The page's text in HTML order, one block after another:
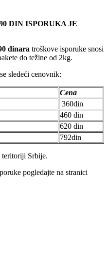
DIN ISPORUKA JE
dinara troškove isporuke snosi
do težine od 2kg.
sledeći cenovnik:
Cena
360din
460 din
620 din
792din
teritoriji Srbije.
pogledajte na stranici